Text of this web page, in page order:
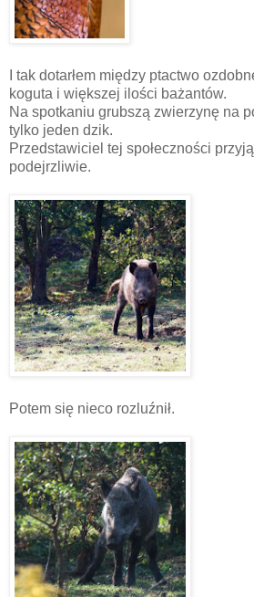
I tak dotarłem między ptactwo
koguta i większej ilości bażantów.
Na spotkaniu grubszą zwierzynę na
tylko jeden dzik.
Przedstawiciel tej społeczności
podejrzliwie.
Potem się nieco rozluźnił.